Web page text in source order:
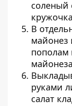
соленый
В
майонез
пополам
руками
салат